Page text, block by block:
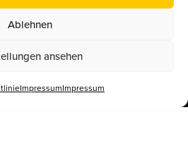
Ablehnen
ansehen
ImpressumImpressum